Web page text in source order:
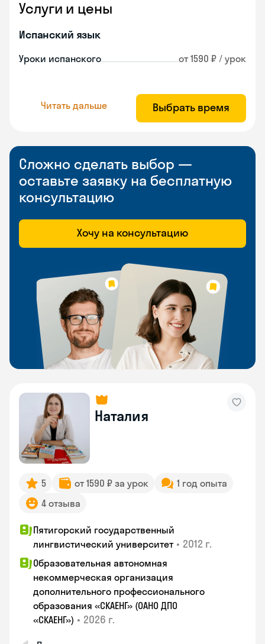
Услуги и цены
Испанский язык
Уроки испанского от 1590 ₽ / урок
Читать дальше Выбрать время
Сложно сделать выбор —
оставьте заявку на бесплатную
консультацию
Хочу на консультацию
Наталия
5 от 1590 ₽ за урок
1 год опыта
4 отзыва
Пятигорский государственный
лингвистический университет • 2012 г.
Образовательная автономная
некоммерческая организация
дополнительного профессионального
образования «СКАЕНГ» (ОАНО ДПО
«СКАЕНГ») • 2026 г.